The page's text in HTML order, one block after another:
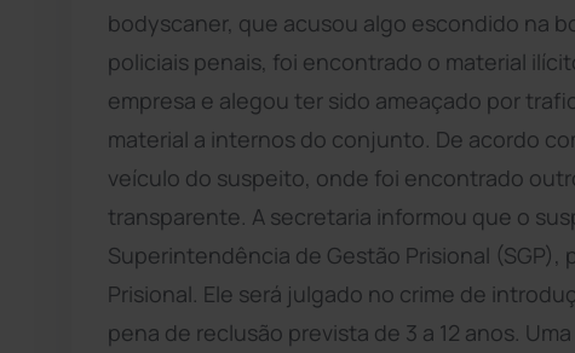
bodyscaner, que acusou algo escondido na
policiais penais, foi encontrado o material
empresa e alegou ter sido ameaçado por
material a internos do conjunto. De acordo
veículo do suspeito, onde foi encontrado
transparente. A secretaria informou que o
Superintendência de Gestão Prisional (SGP),
Prisional. Ele será julgado no crime de
pena de reclusão prevista de 3 a 12 anos.